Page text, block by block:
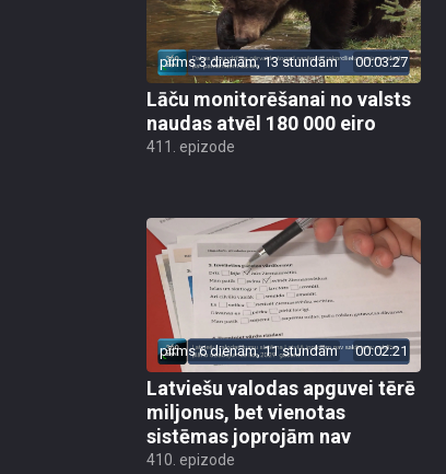
pirms 3 dienām, 13 stundām 00:03:27
Lāču monitorēšanai no valsts
naudas atvēl 180 000 eiro
411. epizode
pirms 6 dienām, 11 stundām 00:02:21
Latviešu valodas apguvei tērē
miljonus, bet vienotas
sistēmas joprojām nav
410. epizode